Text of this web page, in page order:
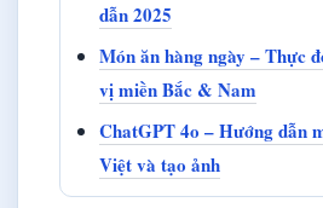
dẫn 2025
Món ăn hàng ngày – Thực
vị miền Bắc & Nam
ChatGPT 4o – Hướng dẫn
Việt và tạo ảnh